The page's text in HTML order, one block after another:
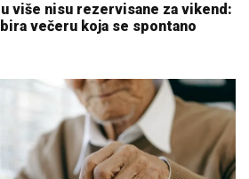
više nisu rezervisane za vikend:
večeru koja se spontano